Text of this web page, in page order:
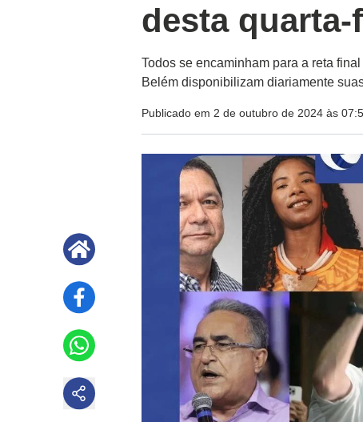
desta quarta-
Todos se encaminham para a reta
Belém disponibilizam diariamente
Publicado em 2 de outubro de 2024 às